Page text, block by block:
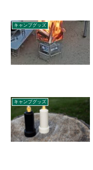
キャンプグッズ
キャンプグッズ